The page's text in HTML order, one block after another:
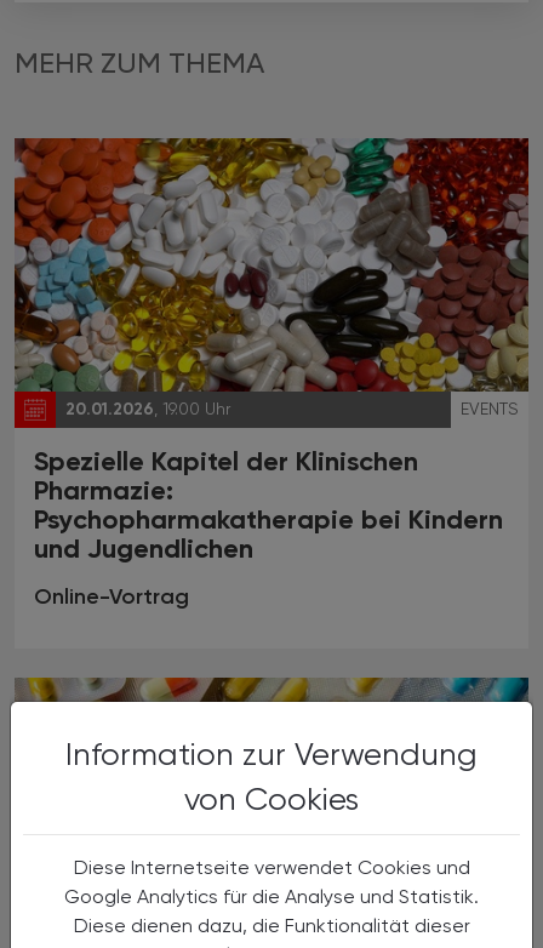
Information zur Verwendung
von Cookies
Diese Internetseite verwendet Cookies und
Google Analytics für die Analyse und Statistik.
Diese dienen dazu, die Funktionalität dieser
MEHR ZUM THEMA
20.01.2026 , 19.00 Uhr EVENTS
Spezielle Kapitel der Klinischen
Pharmazie:
Psychopharmakatherapie bei Kindern
und Jugendlichen
Online-Vortrag